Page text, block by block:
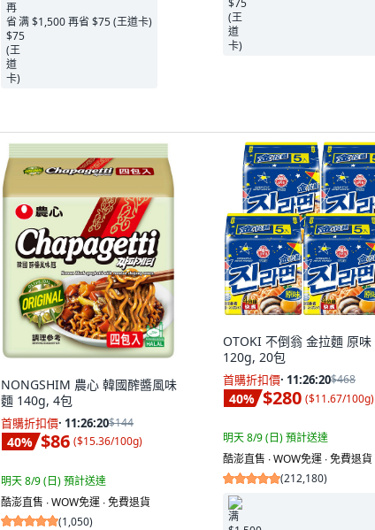
满 $1,500 再省 $75 (王道卡)
NONGSHIM 農心 韓國醡醬風味
麵 140g, 4包
首購折扣價· 11:26:19$144
40% $86 ($15.36/100g)
明天 8/9 (日)預計送達
酷澎直售 ∙ WOW免運 ∙ 免費退貨
(1,050)
OTOKI 不倒翁 金拉麵 原味
120g, 20包
首購折扣價· 11:26:19$468
40% $280 ($11.67/100g)
明天 8/9 (日)預計送達
酷澎直售 ∙ WOW免運 ∙ 免費退貨
(212,180)